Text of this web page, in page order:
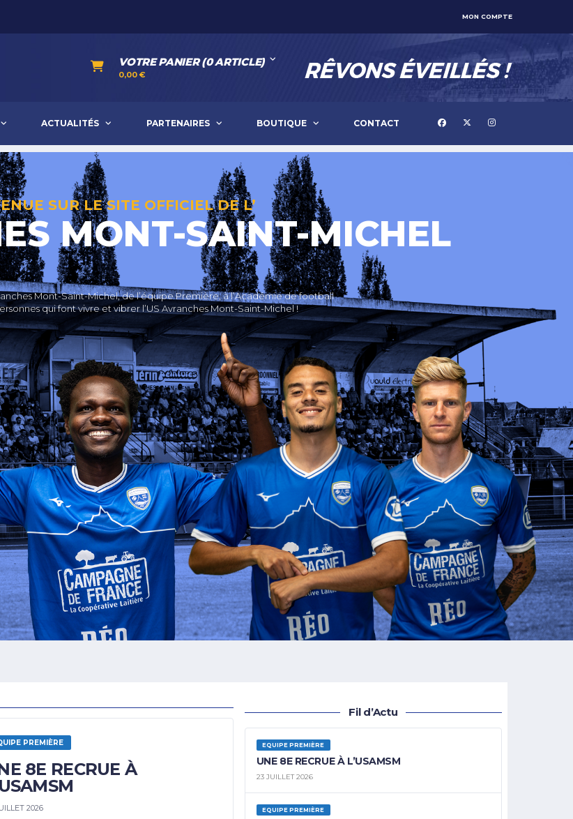
MON COMPTE
VOTRE PANIER (0 ARTICLE)
0,00€
ACTUALITÉS PARTENAIRES BOUTIQUE CONTACT
SUR LE SITE OFFICIEL DE L’
MONT-SAINT-MICHEL
Mont-Saint-Michel, de l’équipe Première, à l’Académie de football
qui font vivre et vibrer l’US Avranches Mont-Saint-Michel !
PREMIÈRE
8E RECRUE À
2026
Fil d’Actu
EQUIPE PREMIÈRE
UNE 8E RECRUE À L’USAMSM
23 JUILLET 2026
EQUIPE PREMIÈRE